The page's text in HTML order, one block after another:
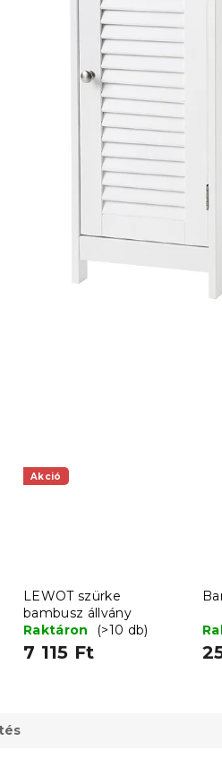
Akció
LEWOT szürke
bambusz állvány
Raktáron
(>10 db)
7 115 Ft